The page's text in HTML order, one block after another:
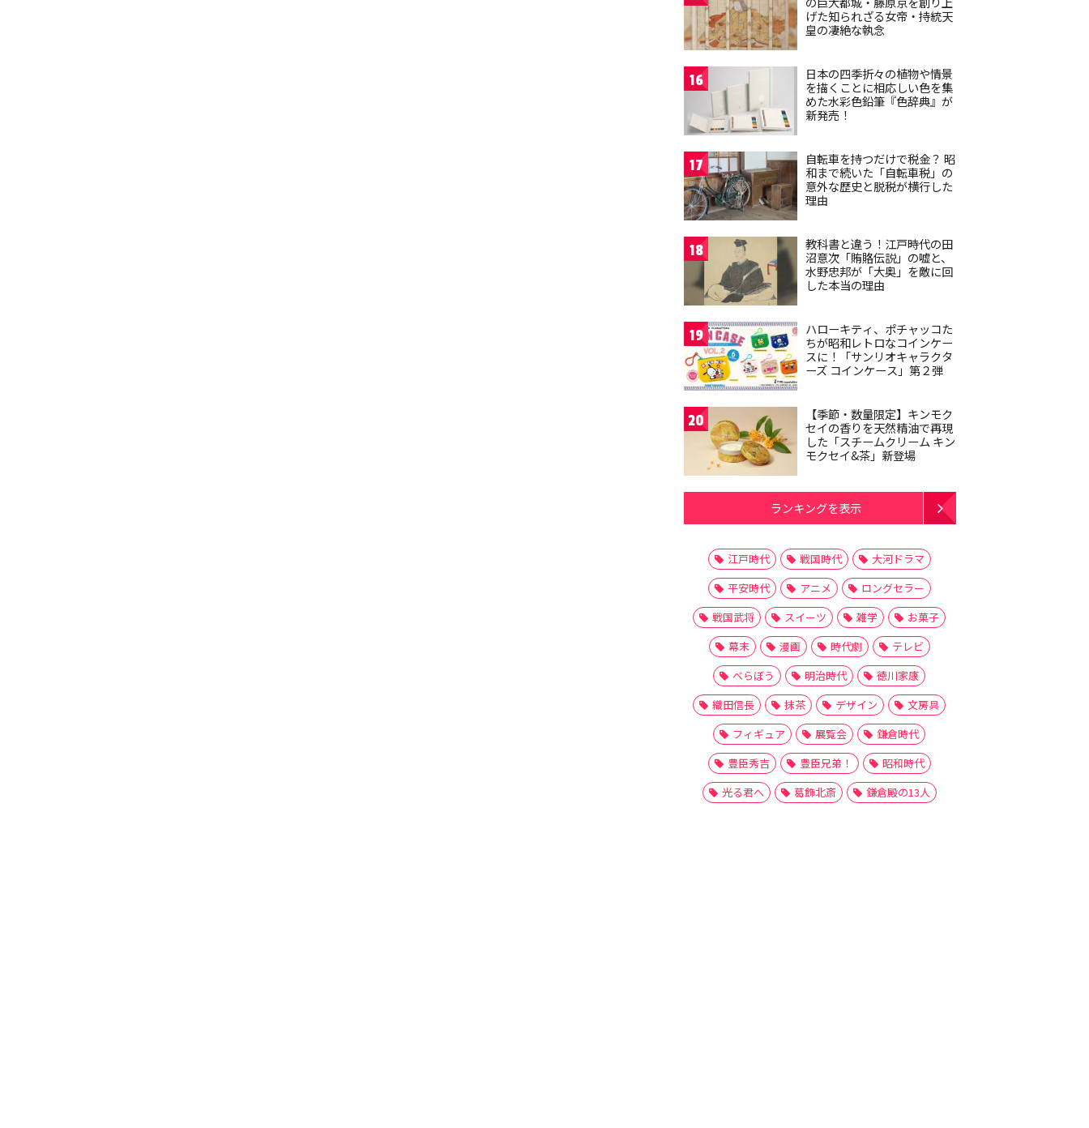
げた知られざる女帝・持統天
皇の凄絶な執念
16
日本の四季折々の植物や情景
を描くことに相応しい色を集
めた水彩色鉛筆『色辞典』が
新発売！
17
自転車を持つだけで税金？ 昭
和まで続いた「自転車税」の
意外な歴史と脱税が横行した
理由
18
教科書と違う！江戸時代の田
沼意次「賄賂伝説」の嘘と、
水野忠邦が「大奥」を敵に回
した本当の理由
19
ハローキティ、ポチャッコた
ちが昭和レトロなコインケー
スに！「サンリオキャラクタ
ーズ コインケース」第２弾
20
【季節・数量限定】キンモク
セイの香りを天然精油で再現
した「スチームクリーム キン
モクセイ&茶」新登場
ランキングを表示
江戸時代 戦国時代
大河ドラマ
平安時代
アニメ
ロングセラー
戦国武将
スイーツ 雑学
お菓子
幕末
漫画 時代劇
テレビ
べらぼう
明治時代
徳川家康
織田信長
抹茶 デザイン
文房具
フィギュア
展覧会
鎌倉時代
豊臣秀吉
豊臣兄弟！
昭和時代
光る君へ
葛飾北斎 鎌倉殿の13人